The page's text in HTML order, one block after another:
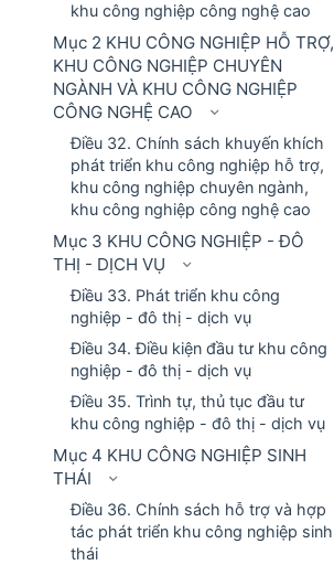
khu công nghiệp công nghệ cao
Mục 2 KHU CÔNG NGHIỆP HỖ TRỢ,
KHU CÔNG NGHIỆP CHUYÊN
NGÀNH VÀ KHU CÔNG NGHIỆP
CÔNG NGHỆ CAO
Điều 32. Chính sách khuyến khích
phát triển khu công nghiệp hỗ trợ,
khu công nghiệp chuyên ngành,
khu công nghiệp công nghệ cao
Mục 3 KHU CÔNG NGHIỆP - ĐÔ
THỊ - DỊCH VỤ
Điều 33. Phát triển khu công
nghiệp - đô thị - dịch vụ
Điều 34. Điều kiện đầu tư khu công
nghiệp - đô thị - dịch vụ
Điều 35. Trình tự, thủ tục đầu tư
khu công nghiệp - đô thị - dịch vụ
Mục 4 KHU CÔNG NGHIỆP SINH
THÁI
Điều 36. Chính sách hỗ trợ và hợp
tác phát triển khu công nghiệp sinh
thái